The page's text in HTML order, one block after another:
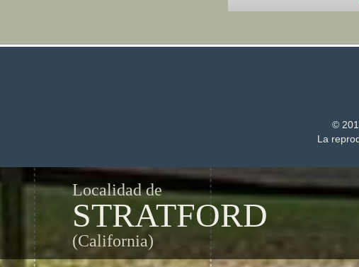
©
La
Localidad de
STRATFORD
(California)